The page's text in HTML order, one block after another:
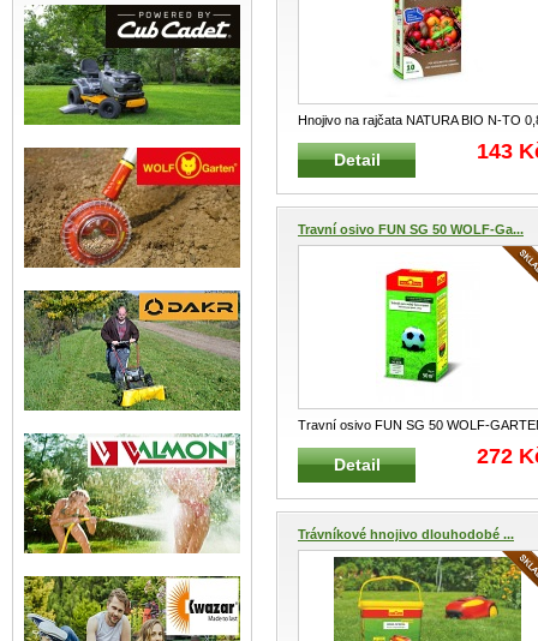
Hnojivo na rajčata NATURA BIO N-TO
kg Organické hnojivo s označen ...
Detail 143
Travní osivo FUN SG 50 WOLF-Ga...
Travní osivo FUN SG 50 WOLF-
1 kg na 50 m² Speciální travní sm...
Detail 272
Trávníkové hnojivo dlouhodobé ...